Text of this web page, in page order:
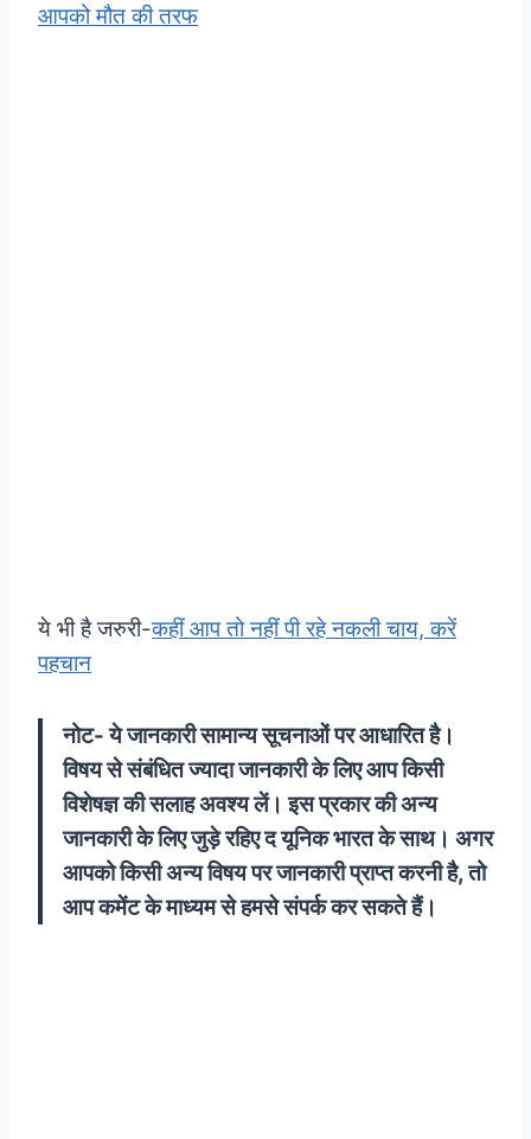
आपको मौत की तरफ
ये भी है जरुरी-कहीं आप तो नहीं पी रहे नकली चाय, करें
पहचान
नोट- ये जानकारी सामान्य सूचनाओं पर आधारित है।
विषय से संबंधित ज्यादा जानकारी के लिए आप किसी
विशेषज्ञ की सलाह अवश्य लें। इस प्रकार की अन्य
जानकारी के लिए जुड़े रहिए द यूनिक भारत के साथ। अगर
आपको किसी अन्य विषय पर जानकारी प्राप्त करनी है, तो
आप कमेंट के माध्यम से हमसे संपर्क कर सकते हैं।